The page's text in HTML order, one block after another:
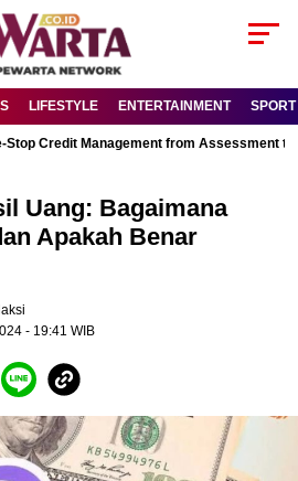
LIFESTYLE ENTERTAINMENT SPORT
Stop Credit Management from Assessment
Uang: Bagaimana
Apakah Benar
- 19:41 WIB